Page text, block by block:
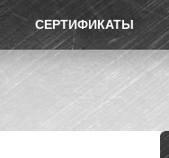
СЕРТИФИКАТЫ